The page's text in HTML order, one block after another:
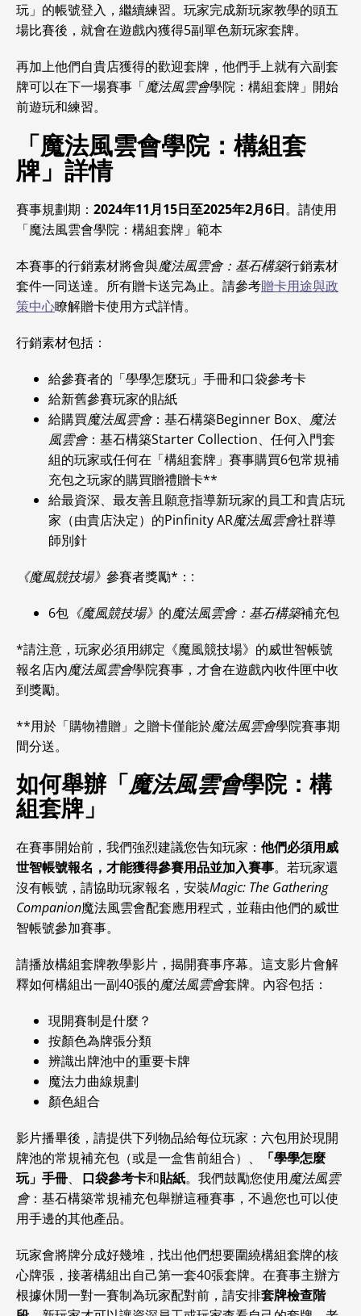
玩」的帳號登入，繼續練習。玩家完成新玩家教學的頭五
場比賽後，就會在遊戲內獲得5副單色新玩家套牌。
再加上他們自貴店獲得的歡迎套牌，他們手上就有六副套
牌可以在下一場賽事「魔法風雲會學院：構組套牌」開始
前遊玩和練習。
「魔法風雲會學院：構組套
牌」詳情
賽事規劃期： 2024年11月15日至2025年2月6日。請使用
「魔法風雲會學院：構組套牌」範本
本賽事的行銷素材將會與魔法風雲會：基石構築行銷素材
套件一同送達。所有贈卡送完為止。請參考贈卡用途與政
策中心瞭解贈卡使用方式詳情。
行銷素材包括：
給參賽者的「學學怎麼玩」手冊和口袋參考卡
給新舊參賽玩家的貼紙
給購買魔法風雲會：基石構築Beginner Box、 魔法
風雲會：基石構築Starter Collection、任何入門套
組的玩家或任何在「構組套牌」賽事購買6包常規補
充包之玩家的購買贈禮贈卡**
給最資深、最友善且願意指導新玩家的員工和貴店玩
家（由貴店決定）的Pinfinity AR魔法風雲會社群導
師別針
《魔風競技場》 參賽者獎勵*：:
6包 《魔風競技場》 的魔法風雲會：基石構築補充包
*請注意，玩家必須用綁定《魔風競技場》的威世智帳號
報名店內魔法風雲會學院賽事，才會在遊戲內收件匣中收
到獎勵。
**用於「購物禮贈」之贈卡僅能於魔法風雲會學院賽事期
間分送。
如何舉辦「 魔法風雲會學院：構
組套牌」
在賽事開始前，我們強烈建議您告知玩家： 他們必須用威
世智帳號報名，才能獲得參賽用品並加入賽事。若玩家還
沒有帳號，請協助玩家報名，安裝Magic: The Gathering
Companion魔法風雲會配套應用程式，並藉由他們的威世
智帳號參加賽事。
請播放構組套牌教學影片，揭開賽事序幕。這支影片會解
釋如何構組出一副40張的魔法風雲會套牌。內容包括：
現開賽制是什麼？
按顏色為牌張分類
辨識出牌池中的重要卡牌
魔法力曲線規劃
顏色組合
影片播畢後，請提供下列物品給每位玩家：六包用於現開
牌池的常規補充包（或是一盒售前組合）、
「學學怎麼
玩」手冊、 口袋參考卡和貼紙。我們鼓勵您使用魔法風雲
會：基石構築常規補充包舉辦這種賽事，不過您也可以使
用手邊的其他產品。
玩家會將牌分成好幾堆，找出他們想要圍繞構組套牌的核
心牌張，接著構組出自己第一套40張套牌。在賽事主辦方
根據休閒一對一賽制為玩家配對前，請安排套牌檢查階